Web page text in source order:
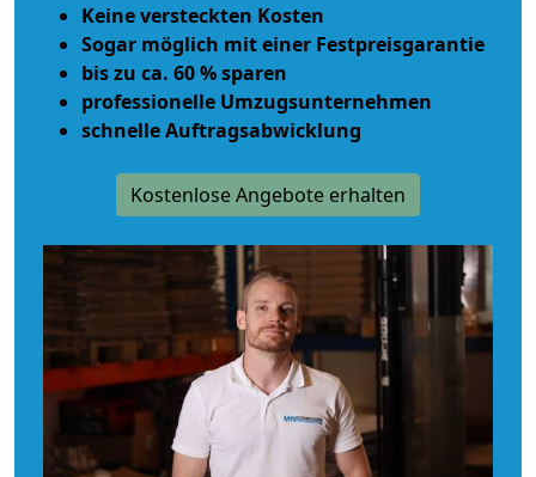
Keine versteckten Kosten
Sogar möglich mit einer Festpreisgarantie
bis zu ca. 60 % sparen
professionelle Umzugsunternehmen
schnelle Auftragsabwicklung
Kostenlose Angebote erhalten